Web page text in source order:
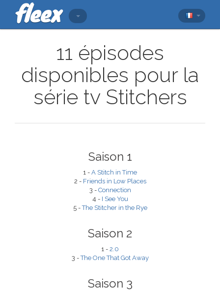
11 épisodes
disponibles pour la
série tv Stitchers
Saison 1
1 - A Stitch in Time
2 - Friends in Low Places
3 - Connection
4 - I See You
5 -The Stitcher in the Rye
Saison 2
1 - 2.0
3 -The One That Got Away
Saison 3